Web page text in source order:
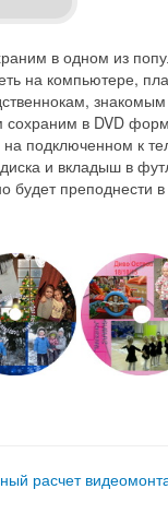
в одном из
на компьютере,
в DVD
подключенном к
и вкладыш в
преподнести
расчет